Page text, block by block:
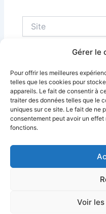
Gérer le
Pour offrir les meilleures
telles que les cookies pour
appareils. Le fait de consentir à
traiter des données telles que le
uniques sur ce site. Le fait de ne
consentement peut avoir un
fonctions.
Voir
Alternative: